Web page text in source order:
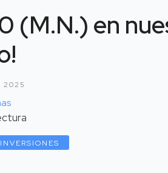
(M.N.) en
2025
INVERSIONES